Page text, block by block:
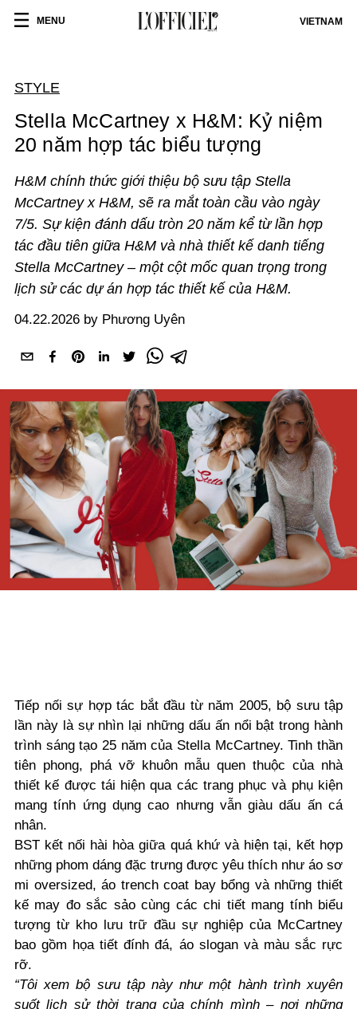
MENU VIETNAM
STYLE
Stella McCartney x H&M: Kỷ niệm
20 năm hợp tác biểu tượng
H&M chính thức giới thiệu bộ sưu tập Stella
McCartney x H&M, sẽ ra mắt toàn cầu vào ngày
7/5. Sự kiện đánh dấu tròn 20 năm kể từ lần hợp
tác đầu tiên giữa H&M và nhà thiết kế danh tiếng
Stella McCartney – một cột mốc quan trọng trong
lịch sử các dự án hợp tác thiết kế của H&M.
04.22.2026 by Phương Uyên
Tiếp nối sự hợp tác bắt đầu từ năm 2005, bộ sưu tập
lần này là sự nhìn lại những dấu ấn nổi bật trong hành
trình sáng tạo 25 năm của Stella McCartney. Tinh thần
tiên phong, phá vỡ khuôn mẫu quen thuộc của nhà
thiết kế được tái hiện qua các trang phục và phụ kiện
mang tính ứng dụng cao nhưng vẫn giàu dấu ấn cá
nhân.
BST kết nối hài hòa giữa quá khứ và hiện tại, kết hợp
những phom dáng đặc trưng được yêu thích như áo sơ
mi oversized, áo trench coat bay bổng và những thiết
kế may đo sắc sảo cùng các chi tiết mang tính biểu
tượng từ kho lưu trữ đầu sự nghiệp của McCartney
bao gồm họa tiết đính đá, áo slogan và màu sắc rực
rỡ.
“Tôi xem bộ sưu tập này như một hành trình xuyên
suốt lịch sử thời trang của chính mình – nơi những